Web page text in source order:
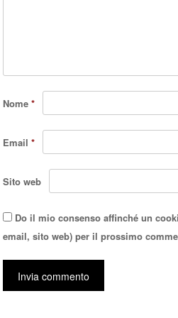
Nome*
Email*
Sito web
Do il mio consenso affinché un
email, sito web) per il prossimo